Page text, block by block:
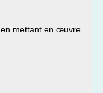
mettant en œuvre